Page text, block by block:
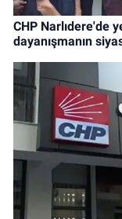
CHP Narlıdere'de
dayanışmanın